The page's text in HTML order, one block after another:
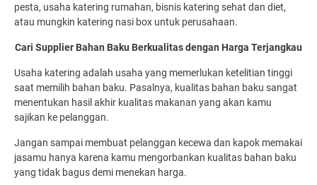
pesta, usaha katering rumahan, bisnis katering sehat dan diet,
atau mungkin katering nasi box untuk perusahaan.
Cari Supplier Bahan Baku Berkualitas dengan Harga Terjangkau
Usaha katering adalah usaha yang memerlukan ketelitian tinggi
saat memilih bahan baku. Pasalnya, kualitas bahan baku sangat
menentukan hasil akhir kualitas makanan yang akan kamu
sajikan ke pelanggan.
Jangan sampai membuat pelanggan kecewa dan kapok memakai
jasamu hanya karena kamu mengorbankan kualitas bahan baku
yang tidak bagus demi menekan harga.